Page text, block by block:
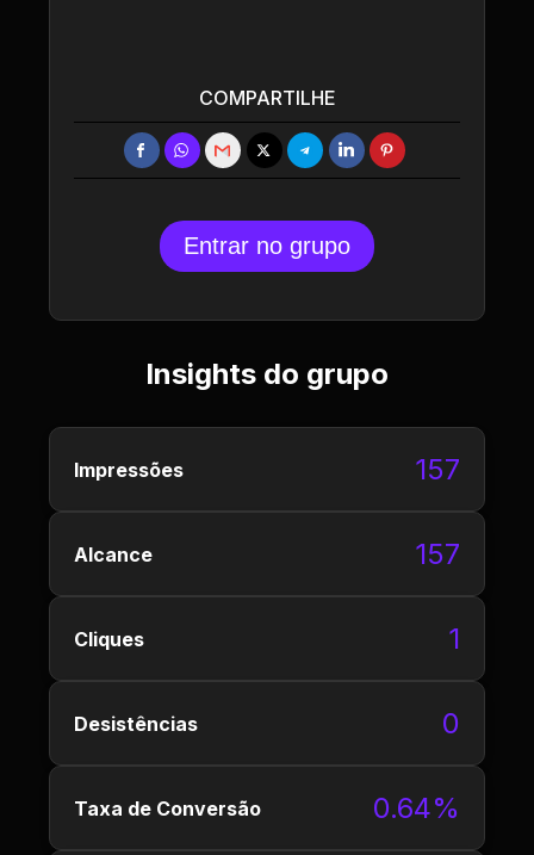
COMPARTILHE
Entrar no grupo
Insights do grupo
Impressões 157
Alcance 157
Cliques 1
Desistências 0
Taxa de Conversão 0.64%